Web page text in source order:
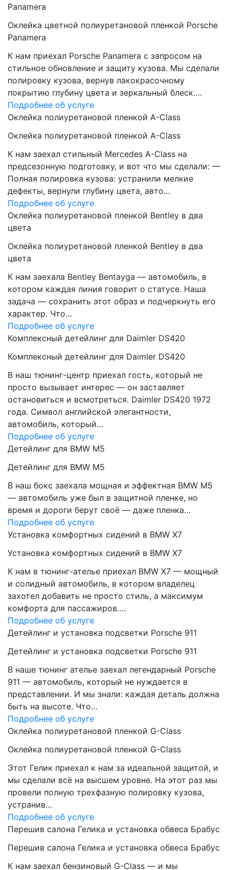
Panamera
Оклейка цветной полиуретановой пленкой Porsche
Panamera
К нам приехал Porsche Panamera с запросом на
стильное обновление и защиту кузова. Мы сделали
полировку кузова, вернув лакокрасочному
покрытию глубину цвета и зеркальный блеск….
Подробнее об услуге
Оклейка полиуретановой пленкой A-Class
Оклейка полиуретановой пленкой A-Class
К нам заехал стильный Mercedes A-Class на
предсезонную подготовку, и вот что мы сделали: —
Полная полировка кузова: устранили мелкие
дефекты, вернули глубину цвета, авто…
Подробнее об услуге
Оклейка полиуретановой пленкой Bentley в два
цвета
Оклейка полиуретановой пленкой Bentley в два
цвета
К нам заехала Bentley Bentayga — автомобиль, в
котором каждая линия говорит о статусе. Наша
задача — сохранить этот образ и подчеркнуть его
характер. Что…
Подробнее об услуге
Комплексный детейлинг для Daimler DS420
Комплексный детейлинг для Daimler DS420
В наш тюнинг-центр приехал гость, который не
просто вызывает интерес — он заставляет
остановиться и всмотреться. Daimler DS420 1972
года. Символ английской элегантности,
автомобиль, который…
Подробнее об услуге
Детейлинг для BMW M5
Детейлинг для BMW M5
В наш бокс заехала мощная и эффектная BMW M5
— автомобиль уже был в защитной пленке, но
время и дороги берут своё — даже пленка…
Подробнее об услуге
Установка комфортных сидений в BMW X7
Установка комфортных сидений в BMW X7
К нам в тюнинг-ателье приехал BMW X7 — мощный
и солидный автомобиль, в котором владелец
захотел добавить не просто стиль, а максимум
комфорта для пассажиров….
Подробнее об услуге
Детейлинг и установка подсветки Porsche 911
Детейлинг и установка подсветки Porsche 911
В наше тюнинг ателье заехал легендарный Porsche
911 — автомобиль, который не нуждается в
представлении. И мы знали: каждая деталь должна
быть на высоте. Что…
Подробнее об услуге
Оклейка полиуретановой пленкой G-Class
Оклейка полиуретановой пленкой G-Class
Этот Гелик приехал к нам за идеальной защитой, и
мы сделали всё на высшем уровне. На этот раз мы
провели полную трехфазную полировку кузова,
устранив…
Подробнее об услуге
Перешив салона Гелика и установка обвеса Брабус
Перешив салона Гелика и установка обвеса Брабус
К нам заехал бензиновый G-Class — и мы